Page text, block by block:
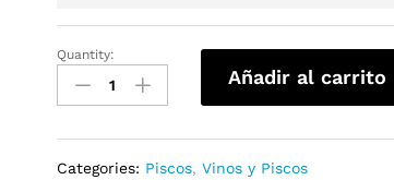
Quantity:
Añadir al carrito
Categories: Piscos,Vinos y Piscos